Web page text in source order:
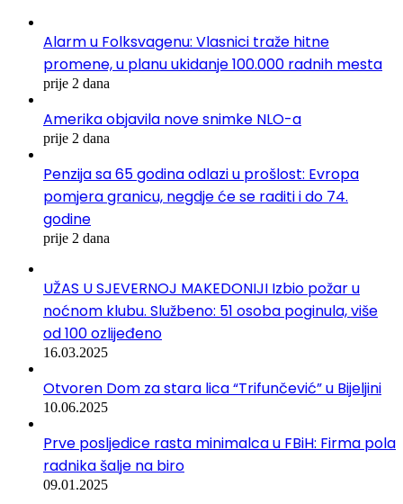
Alarm u Folksvagenu: Vlasnici traže hitne
promene, u planu ukidanje 100.000 radnih mesta
prije 2 dana
Amerika objavila nove snimke NLO-a
prije 2 dana
Penzija sa 65 godina odlazi u prošlost: Evropa
pomjera granicu, negdje će se raditi i do 74.
godine
prije 2 dana
UŽAS U SJEVERNOJ MAKEDONIJI Izbio požar u
noćnom klubu. Službeno: 51 osoba poginula, više
od 100 ozlijeđeno
16.03.2025
Otvoren Dom za stara lica “Trifunčević” u Bijeljini
10.06.2025
Prve posljedice rasta minimalca u FBiH: Firma pola
radnika šalje na biro
09.01.2025